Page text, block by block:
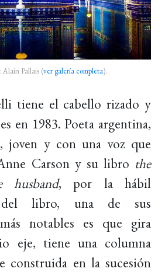
Alain Pallais (ver galería completa).
tiene el cabello rizado y
en 1983. Poeta argentina,
joven y con una voz que
Carson y su libro the
,
por la hábil
del libro, una de sus
notables es que gira
eje, tiene una columna
construida en la sucesión